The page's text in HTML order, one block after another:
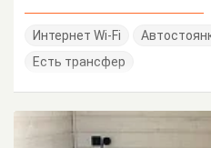
Интернет Wi-Fi
Есть трансфер